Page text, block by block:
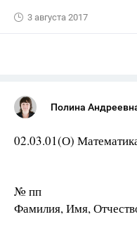
3 августа 2017
Полина
02.03.01(О)
№ пп
Фамилия, Имя,